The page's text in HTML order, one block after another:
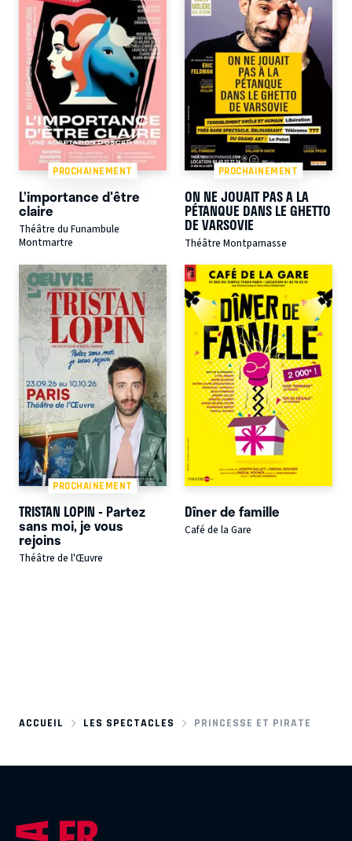
PROCHAINEMENT
L’importance d'être
claire
Théâtre du Funambule
Montmartre
PROCHAINEMENT
ON NE JOUAIT PAS A LA
PÉTANQUE DANS LE GHETTO
DE VARSOVIE
Théâtre Montparnasse
PROCHAINEMENT
TRISTAN LOPIN - Partez
sans moi, je vous
rejoins
Théâtre de l'Œuvre
Dîner de famille
Café de la Gare
ACCUEIL LES SPECTACLES PRINCESSE ET PIRATE